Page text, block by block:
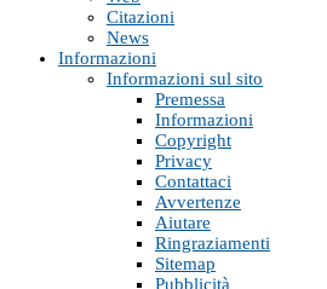
Citazioni
News
Informazioni
Informazioni sul sito
Premessa
Informazioni
Copyright
Privacy
Contattaci
Avvertenze
Aiutare
Ringraziamenti
Sitemap
Pubblicità